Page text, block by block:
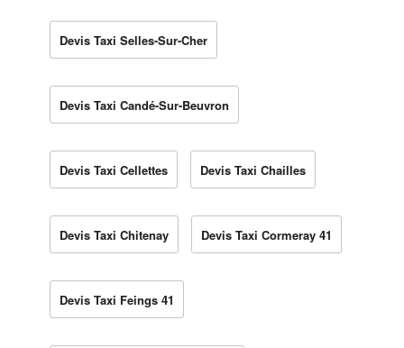
Devis Taxi Selles-Sur-Cher
Devis Taxi Candé-Sur-Beuvron
Devis Taxi Cellettes Devis Taxi Chailles
Devis Taxi Chitenay Devis Taxi Cormeray 41
Devis Taxi Feings 41